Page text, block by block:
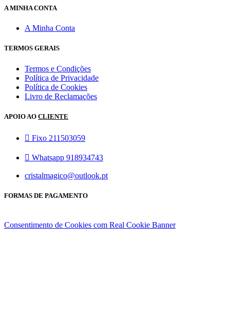
A MINHA CONTA
A Minha Conta
TERMOS GERAIS
Termos e Condições
Política de Privacidade
Política de Cookies
Livro de Reclamações
APOIO AO CLIENTE
Fixo 211503059
Whatsapp 918934743
cristalmagico@outlook.pt
FORMAS DE PAGAMENTO
Consentimento de Cookies com Real Cookie Banner